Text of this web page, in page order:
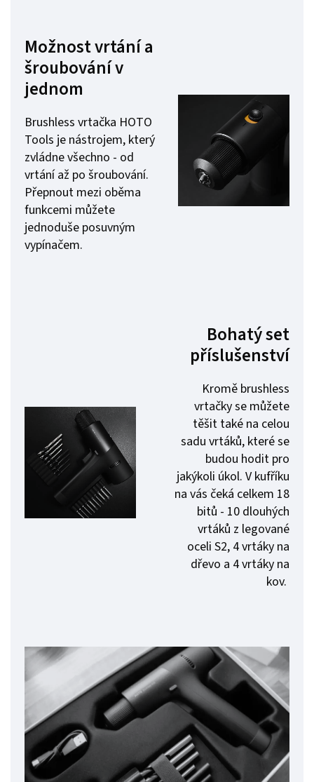
Možnost vrtání a
šroubování v
jednom
Brushless vrtačka HOTO
Tools je nástrojem, který
zvládne všechno - od
vrtání až po šroubování.
Přepnout mezi oběma
funkcemi můžete
jednoduše posuvným
vypínačem.
Bohatý set
příslušenství
Kromě brushless
vrtačky se můžete
těšit také na celou
sadu vrtáků, které se
budou hodit pro
jakýkoli úkol. V kufříku
na vás čeká celkem 18
bitů - 10 dlouhých
vrtáků z legované
oceli S2, 4 vrtáky na
dřevo a 4 vrtáky na
kov.